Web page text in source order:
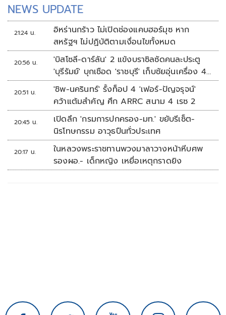
NEWS UPDATE
21:24 น.
อิหร่านกร้าว ไม่เปิดช่องแคบฮอร์มุซ หาก
สหรัฐฯ ไม่ปฏิบัติตามเงื่อนไขทั้งหมด
20:56 น.
'บิสโซลี-ดาร์ลัน' 2 แข้งบราซิลซัดคนละประตู
'บุรีรัมย์' บุกเชือด 'ราชบุรี' เก็บชัยอุ่นเครื่อง 4
นัดรวด
20:51 น.
'ชิพ-นครินทร์' รั้งท็อป 4 'เฟอร์-ปัญจรุจน์'
คว้าแต้มสำคัญ ศึก ARRC สนาม 4 เรซ 2
20:45 น.
เปิดลึก 'กรมการปกครอง-มท.' ขยับรีเซ็ต-
นิรโทษกรรม อาวุธปืนทั่วประเทศ
20:17 น.
ในหลวงพระราชทานพวงมาลาวางหน้าหีบศพ
รองผอ.- เด็กหญิง เหยื่อเหตุกราดยิง